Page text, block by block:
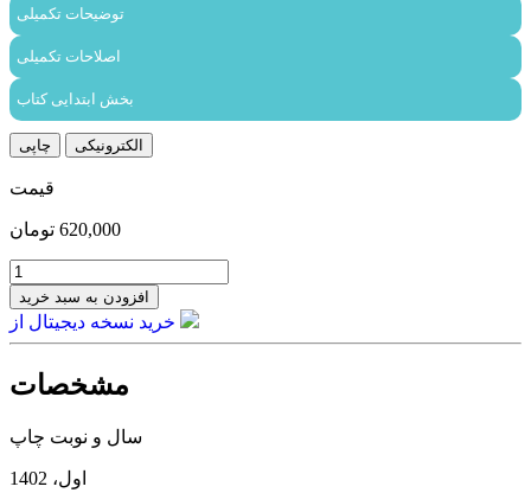
توضیحات تکمیلی
اصلاحات تکمیلی
بخش ابتدایی کتاب
چاپی الکترونیکی
قیمت
620,000 تومان
فلسفه
شادکامی
عدد
افزودن به سبد خرید
مشخصات
سال و نوبت چاپ
اول، 1402